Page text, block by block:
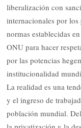
liberalización con
internacionales por los
normas establecidas
ONU para hacer
por las potencias
institucionalidad
La realidad es una
y el ingreso de
población mundial.